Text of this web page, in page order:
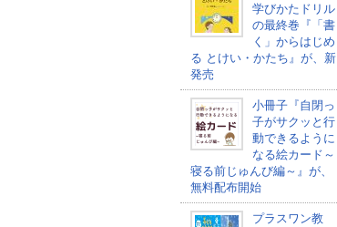
学びかたドリル
の最終巻『「書
く」からはじめ
る とけい・かたち』が、新
発売
小冊子『自閉っ
子がサクッと行
動できるように
なる絵カード～
寝る前じゅんび編～』が、
無料配布開始
プラスワン教